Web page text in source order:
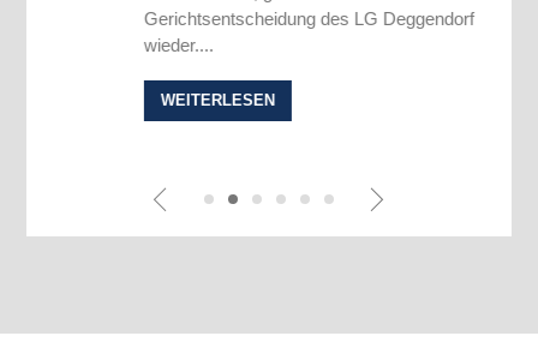
Gerichtsentscheidung des LG Deggendorf
wieder....
WEITERLESEN